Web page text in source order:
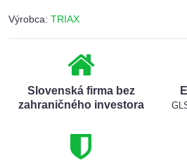
Výrobca: TRIAX
Slovenská firma bez
zahraničného investora